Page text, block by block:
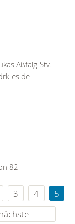
Aßfalg Stv.
es.de
82
3 4
5